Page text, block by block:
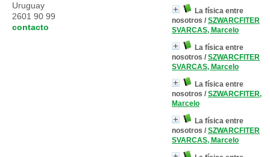
La física entre
nosotros / SZWARCFITER
SVARCAS, Marcelo
La física entre
nosotros / SZWARCFITER
SVARCAS, Marcelo
La física entre
nosotros / SZWARCFITER,
Marcelo
La física entre
nosotros / SZWARCFITER
SVARCAS, Marcelo
Uruguay
2601 90 99
contacto